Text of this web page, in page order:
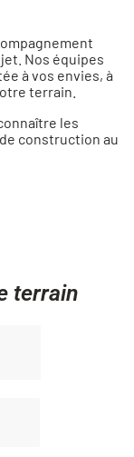
Nos équipes
à vos envies, à
terrain.
les
construction au
terrain